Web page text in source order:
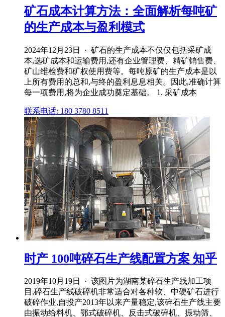
矿石成本计算方法：全面解析每吨矿
的生产成本与盈利模式
2024年12月23日 · 矿石的生产成本不仅仅包括采矿成
本,选矿成本和运输费用,还有企业管理费、精矿销售费、
矿山维检费和矿权使用费等。每吨原矿的生产成本是以
上所有费用的总和,与终的盈利息息相关。因此,准确计算
每一项费用,将为企业成功奠定基础。 1. 采矿成本
联系电话: 180 3780 8511
时产 100吨碎石生产线配置方案 知乎
2019年10月19日 · 该图片为湖南某碎石生产线加工项
目,碎石生产线破碎机非常适合对各种软、中硬矿石进行
破碎作业,自投产2013年以来产量稳定,该碎石生产线主要
由振动给料机、鄂式破碎机、反击式破碎机、振动筛、